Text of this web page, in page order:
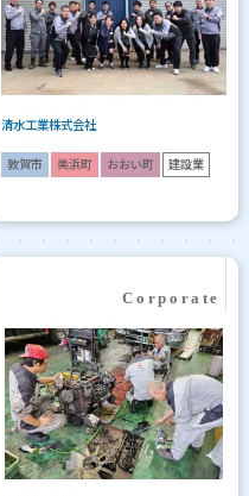
清水工業株式会社
敦賀市 美浜町 おおい町 建設業